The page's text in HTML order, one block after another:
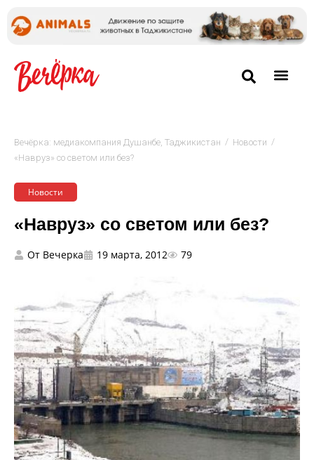
Вечёрка: медиакомпания Душанбе, Таджикистан / Новости /
«Навруз» со светом или без?
Новости
«Навруз» со светом или без?
От Вечерка 19 марта, 2012 79